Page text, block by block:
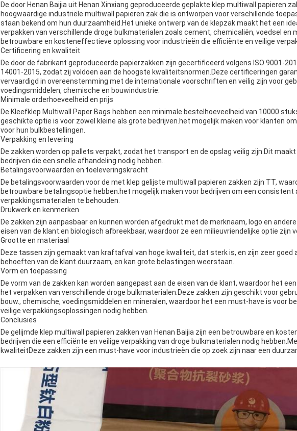
De door Henan Baijia uit Henan Xinxiang geproduceerde geplakte klep multiwall papieren
hoogwaardige industriële multiwall papieren zak die is ontworpen voor verschillende
staan bekend om hun duurzaamheid.Het unieke ontwerp van de klepzak maakt het een
verpakken van verschillende droge bulkmaterialen zoals cement, chemicaliën, voedsel en
betrouwbare en kosteneffectieve oplossing voor industrieën die efficiënte en veilige
Certificering en kwaliteit
De door de fabrikant geproduceerde papierzakken zijn gecertificeerd volgens ISO 9001-
14001-2015, zodat zij voldoen aan de hoogste kwaliteitsnormen.Deze certificeringen
vervaardigd in overeenstemming met de internationale voorschriften en veilig zijn voor
voedingsmiddelen, chemische en bouwindustrie.
Minimale orderhoeveelheid en prijs
De Kleefklep Multiwall Paper Bags hebben een minimale bestelhoeveelheid van 10000
geschikte optie is voor zowel kleine als grote bedrijven.het mogelijk maken voor klanten
voor hun bulkbestellingen.
Verpakking en levering
De zakken worden op pallets verpakt, zodat het transport en de opslag veilig zijn.Dit
bedrijven die een snelle afhandeling nodig hebben..
Betalingsvoorwaarden en toeleveringskracht
De betalingsvoorwaarden voor de met klep gelijste multiwall papieren zakken zijn TT,
betrouwbare betalingsoptie hebben.het mogelijk maken voor bedrijven om een consistent
verpakkingsmaterialen te behouden.
Drukwerk en kenmerken
De zakken zijn aanpasbaar en kunnen worden afgedrukt met de merknaam, logo en
eisen van de klant.en biologisch afbreekbaar, waardoor ze een milieuvriendelijke optie zijn
Grootte en materiaal
Deze tassen zijn gemaakt van kraftafval van hoge kwaliteit, dat sterk is, en zijn zeer goed
behoeften van de klant.duurzaam, en kan grote belastingen weerstaan.
Vorm en toepassing
De vorm van de zakken kan worden aangepast aan de eisen van de klant, waardoor het
het verpakken van verschillende droge bulkmaterialen.Deze zakken zijn geschikt voor
bouw., chemische, voedingsmiddelen en mineralen, waardoor het een must-have is voor
veilige verpakkingsoplossingen nodig hebben.
Conclusies
De gelijmde klep multiwall papieren zakken van Henan Baijia zijn een betrouwbare en
bedrijven die een efficiënte en veilige verpakking van droge bulkmaterialen nodig
kwaliteitDeze zakken zijn een must-have voor industrieën die op zoek zijn naar een